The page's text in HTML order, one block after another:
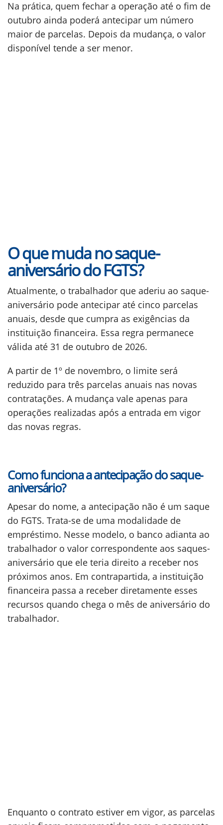
Na prática, quem fechar a operação até o fim de
outubro ainda poderá antecipar um número
maior de parcelas. Depois da mudança, o valor
disponível tende a ser menor.
O que muda no saque-
aniversário do FGTS?
Atualmente, o trabalhador que aderiu ao saque-
aniversário pode antecipar até cinco parcelas
anuais, desde que cumpra as exigências da
instituição financeira. Essa regra permanece
válida até 31 de outubro de 2026.
A partir de 1º de novembro, o limite será
reduzido para três parcelas anuais nas novas
contratações. A mudança vale apenas para
operações realizadas após a entrada em vigor
das novas regras.
Como funciona a antecipação do saque-
aniversário?
Apesar do nome, a antecipação não é um saque
do FGTS. Trata-se de uma modalidade de
empréstimo. Nesse modelo, o banco adianta ao
trabalhador o valor correspondente aos saques-
aniversário que ele teria direito a receber nos
próximos anos. Em contrapartida, a instituição
financeira passa a receber diretamente esses
recursos quando chega o mês de aniversário do
trabalhador.
Enquanto o contrato estiver em vigor, as parcelas